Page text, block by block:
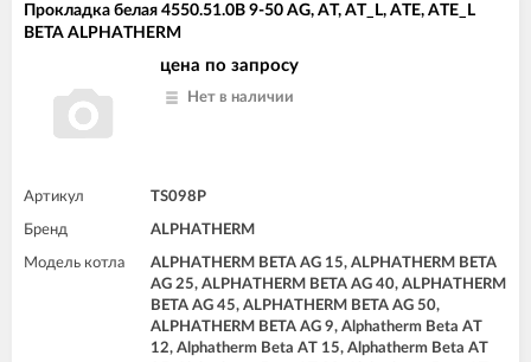
Прокладка белая 4550.51.0B 9-50 AG, AT, AT_L, ATE, ATE_L
BETA ALPHATHERM
цена по запросу
Нет в наличии
Артикул TS098P
Бренд ALPHATHERM
Модель котла
ALPHATHERM BETA AG 15, ALPHATHERM BETA
AG 25, ALPHATHERM BETA AG 40, ALPHATHERM
BETA AG 45, ALPHATHERM BETA AG 50,
ALPHATHERM BETA AG 9, Alphatherm Beta AT
12, Alphatherm Beta AT 15, Alphatherm Beta AT